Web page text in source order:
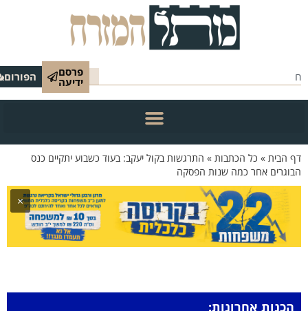
פרסם
ידיעה הפורום
הבית»כל הכתבות»התרגשות בקול יעקב: בעוד כשבוע יתקיים כנס
אחר כמה שנות הפסקה
×
הכנות אחרונות: